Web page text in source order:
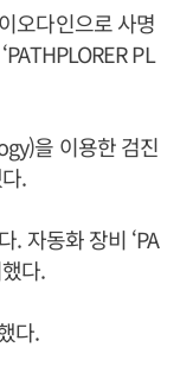
오다인으로 사명
PL
을 이용한 검진
.
. 자동화 장비 ‘PA
다.
다.